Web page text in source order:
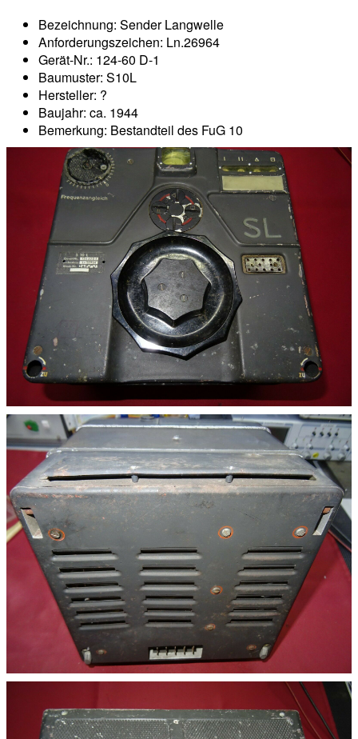
Bezeichnung: Sender Langwelle
Anforderungszeichen: Ln.26964
Gerät-Nr.: 124-60 D-1
Baumuster: S10L
Hersteller: ?
Baujahr: ca. 1944
Bemerkung: Bestandteil des FuG 10